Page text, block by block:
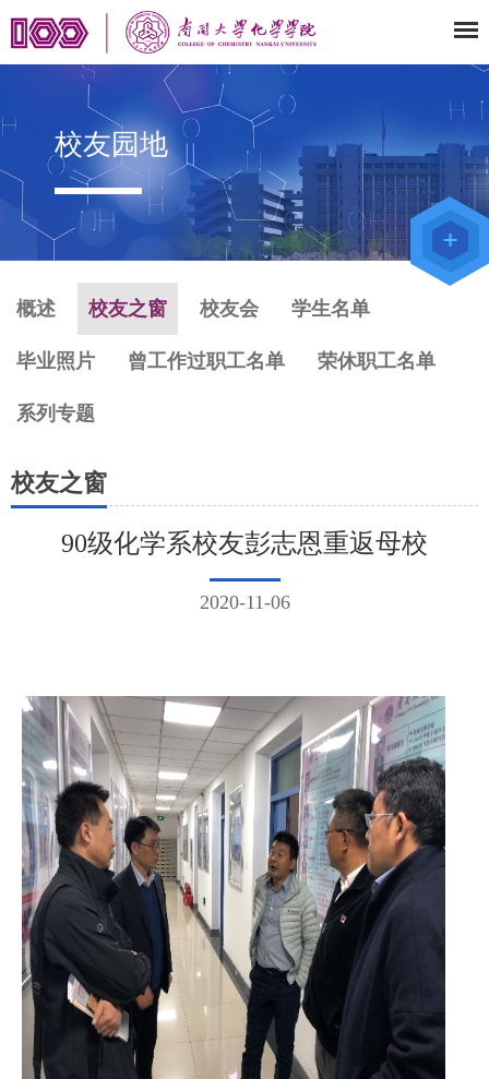
校友园地
概述 校友之窗 校友会 学生名单
毕业照片 曾工作过职工名单 荣休职工名单
系列专题
校友之窗
90级化学系校友彭志恩重返母校
2020-11-06